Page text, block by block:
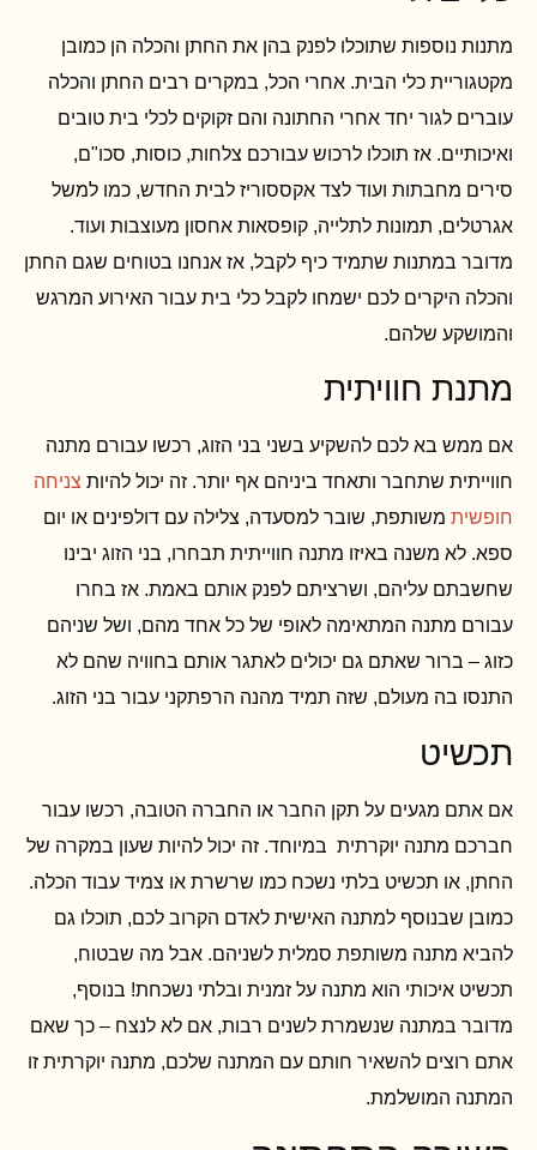
מתנות נוספות שתוכלו לפנק בהן את החתן והכלה הן כמובן
מקטגוריית כלי הבית. אחרי הכל, במקרים רבים החתן והכלה
עוברים לגור יחד אחרי החתונה והם זקוקים לכלי בית טובים
ואיכותיים. אז תוכלו לרכוש עבורכם צלחות, כוסות, סכו"ם,
סירים מחבתות ועוד לצד אקססוריז לבית החדש, כמו למשל
אגרטלים, תמונות לתלייה, קופסאות אחסון מעוצבות ועוד.
מדובר במתנות שתמיד כיף לקבל, אז אנחנו בטוחים שגם החתן
והכלה היקרים לכם ישמחו לקבל כלי בית עבור האירוע המרגש
והמושקע שלהם.
מתנת חוויתית
אם ממש בא לכם להשקיע בשני בני הזוג, רכשו עבורם מתנה
חווייתית שתחבר ותאחד ביניהם אף יותר. זה יכול להיות צניחה
חופשית משותפת, שובר למסעדה, צלילה עם דולפינים או יום
ספא. לא משנה באיזו מתנה חווייתית תבחרו, בני הזוג יבינו
שחשבתם עליהם, ושרציתם לפנק אותם באמת. אז בחרו
עבורם מתנה המתאימה לאופי של כל אחד מהם, ושל שניהם
כזוג – ברור שאתם גם יכולים לאתגר אותם בחוויה שהם לא
התנסו בה מעולם, שזה תמיד מהנה הרפתקני עבור בני הזוג.
תכשיט
אם אתם מגעים על תקן החבר או החברה הטובה, רכשו עבור
חברכם מתנה יוקרתית במיוחד. זה יכול להיות שעון במקרה של
החתן, או תכשיט בלתי נשכח כמו שרשרת או צמיד עבוד הכלה.
כמובן שבנוסף למתנה האישית לאדם הקרוב לכם, תוכלו גם
להביא מתנה משותפת סמלית לשניהם. אבל מה שבטוח,
תכשיט איכותי הוא מתנה על זמנית ובלתי נשכחת! בנוסף,
מדובר במתנה שנשמרת לשנים רבות, אם לא לנצח – כך שאם
אתם רוצים להשאיר חותם עם המתנה שלכם, מתנה יוקרתית זו
המתנה המושלמת.